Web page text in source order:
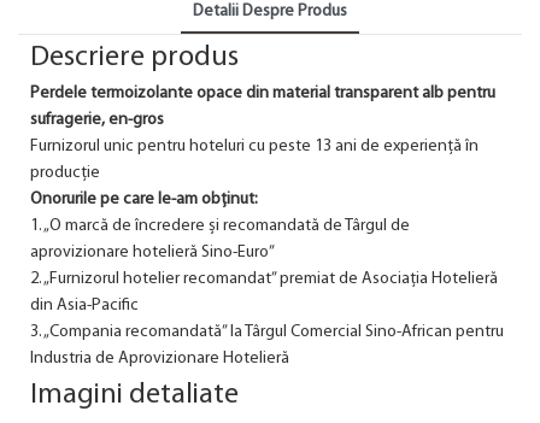
Detalii Despre Produs
Descriere produs
Perdele termoizolante opace din material transparent alb pentru
sufragerie, en-gros
Furnizorul unic pentru hoteluri cu peste 13 ani de experiență în
producție
Onorurile pe care le-am obținut:
1. „O marcă de încredere și recomandată de Târgul de
aprovizionare hotelieră Sino-Euro”
2. „Furnizorul hotelier recomandat” premiat de Asociația Hotelieră
din Asia-Pacific
3. „Compania recomandată” la Târgul Comercial Sino-African pentru
Industria de Aprovizionare Hotelieră
Imagini detaliate